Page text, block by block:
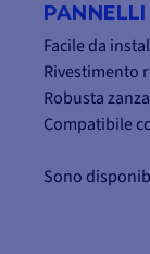
Facile da
Rivestimento
Robusta
Compatibile
Sono